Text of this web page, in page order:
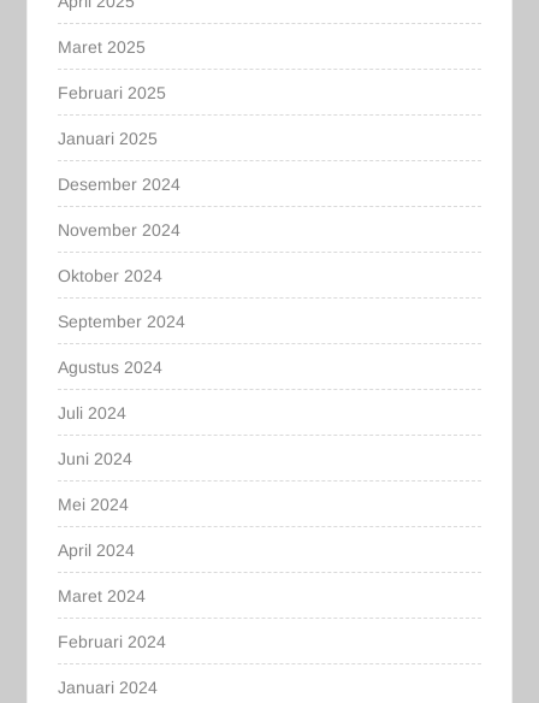
Maret 2025
Februari 2025
Januari 2025
Desember 2024
November 2024
Oktober 2024
September 2024
Agustus 2024
Juli 2024
Juni 2024
Mei 2024
April 2024
Maret 2024
Februari 2024
Januari 2024